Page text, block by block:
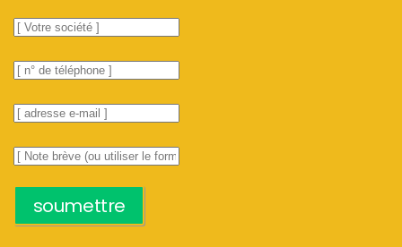
soumettre